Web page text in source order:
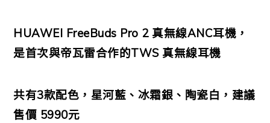
HUAWEI FreeBuds Pro 2 真無線ANC耳機，
是首次與帝瓦雷合作的TWS 真無線耳機
共有3款配色，星河藍、冰霜銀、陶瓷白，建議
售價 5990元